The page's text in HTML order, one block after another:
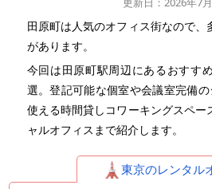
田原町は人気のオフィス街なので、
があります。
今回は田原町駅周辺にあるおすす
選。登記可能な個室や会議室完備
使える時間貸しコワーキングスペー
ャルオフィスまで紹介します。
東京のレンタル